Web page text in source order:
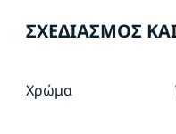
ΣΧΕΔΙΑΣΜΌΣ
Χρώμα